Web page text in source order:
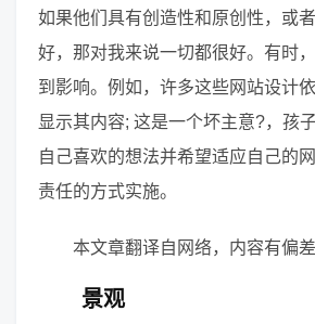
如果他们具有创造性和原创性，或
好，那对我来说一切都很好。有时
到影响。例如，许多这些网站设计
显示其内容; 这是一个坏主意?，孩
自己喜欢的想法并希望适应自己的
责任的方式实施。
本文章翻译自网络，内容有偏差
景观